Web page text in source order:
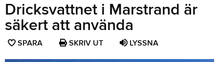
Dricksvattnet i Marstrand är
säkert att använda
SPARA SPARA SKRIV UT LYSSNA